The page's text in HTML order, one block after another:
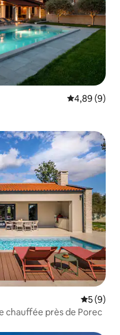
Évaluation
4,89 (9)
appréciés
5 (9)
chauffée près de Porec